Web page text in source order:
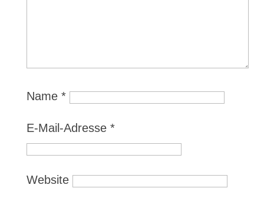
Name *
E-Mail-Adresse *
Website